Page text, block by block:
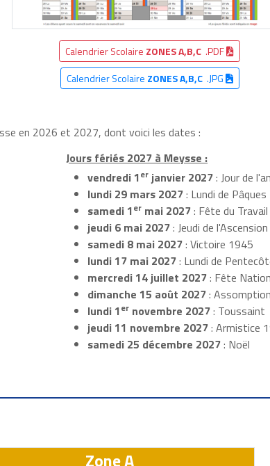
Calendrier Scolaire ZONES A,B,C .PDF
Calendrier Scolaire ZONES A,B,C.JPG
en 2026 et 2027, dont voici les dates :
Jours fériés 2027 à Meysse :
vendredi 1erjanvier 2027: Jour de l'an
lundi 29 mars 2027: Lundi de Pâques
samedi 1ermai 2027: Fête du Travail
jeudi 6 mai 2027: Jeudi de l'Ascension
samedi 8 mai 2027: Victoire 1945
lundi 17 mai 2027: Lundi de
mercredi 14 juillet 2027: Fête
dimanche 15 août 2027: Assomption
lundi 1ernovembre 2027: Toussaint
jeudi 11 novembre 2027: Armistice
samedi 25 décembre 2027: Noël
Zone A